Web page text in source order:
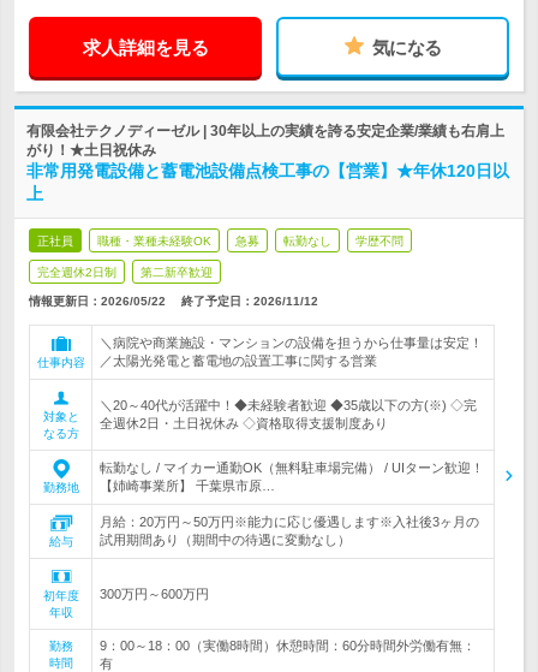
求人詳細を見る 気になる
有限会社テクノディーゼル | 30年以上の実績を誇る安定企業/業績も右肩上
がり！★土日祝休み
非常用発電設備と蓄電池設備点検工事の【営業】★年休120日以
上
正社員 職種・業種未経験OK 急募 転勤なし 学歴不問
完全週休2日制 第二新卒歓迎
情報更新日：2026/05/22 終了予定日： 2026/11/12
仕事内容
＼病院や商業施設・マンションの設備を担うから仕事量は安定！
／太陽光発電と蓄電地の設置工事に関する営業
対象と
なる方
＼20～40代が活躍中！◆未経験者歓迎 ◆35歳以下の方(※) ◇完
全週休2日・土日祝休み ◇資格取得支援制度あり
勤務地
転勤なし / マイカー通勤OK（無料駐車場完備） / UIターン歓迎！
【姉崎事業所】 千葉県市原…
給与
月給：20万円～50万円※能力に応じ優遇します※入社後3ヶ月の
試用期間あり（期間中の待遇に変動なし）
初年度
年収
300万円～600万円
勤務
時間
9：00～18：00（実働8時間）休憩時間：60分時間外労働有無：
有